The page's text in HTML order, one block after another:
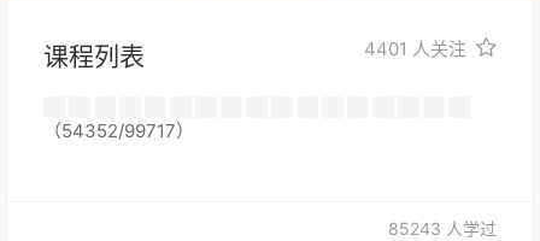
课程列表 4401 人关注
（54352/99717）
85243 人学过